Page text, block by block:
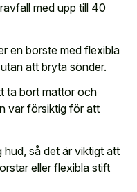
med upp till 40
en borste med flexibla
att bryta sönder.
ta bort mattor och
var försiktig för att
hud, så det är viktigt att
eller flexibla stift